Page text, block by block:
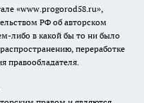
«www.progorod58.ru»,
РФ об авторском
либо в какой бы то ни было
переработке
правообладателя.